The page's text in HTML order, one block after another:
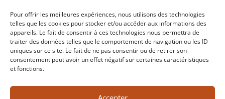
Pour offrir les meilleures expériences, nous utilisons des technologies
telles que les cookies pour stocker et/ou accéder aux informations des
appareils. Le fait de consentir à ces technologies nous permettra de
traiter des données telles que le comportement de navigation ou les ID
uniques sur ce site. Le fait de ne pas consentir ou de retirer son
consentement peut avoir un effet négatif sur certaines caractéristiques
et fonctions.
Copyrigh